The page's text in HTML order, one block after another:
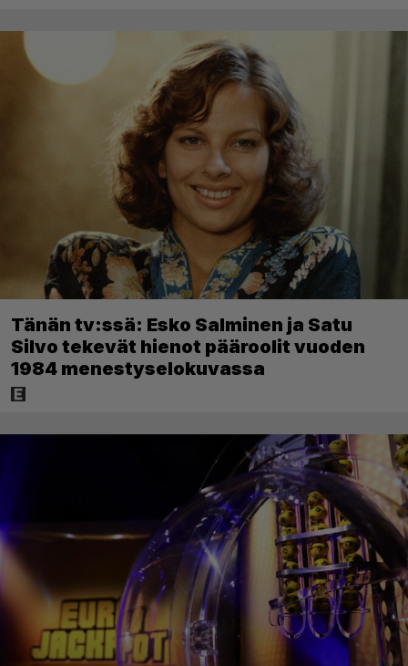
Tänän tv:ssä: Esko Salminen ja Satu
Silvo tekevät hienot pääroolit vuoden
1984 menestyselokuvassa